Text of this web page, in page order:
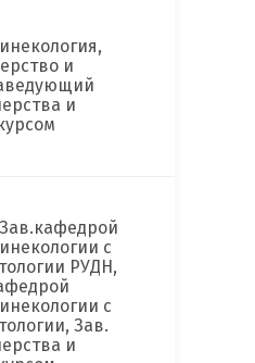
и
и
с
РУДН,
с
Зав.
и